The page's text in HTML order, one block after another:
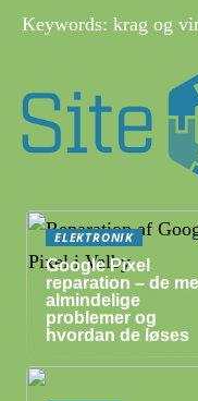
Keywords: krag og
ELEKTRONIK
Google Pixel
reparation – de
almindelige
problemer og
hvordan de løses